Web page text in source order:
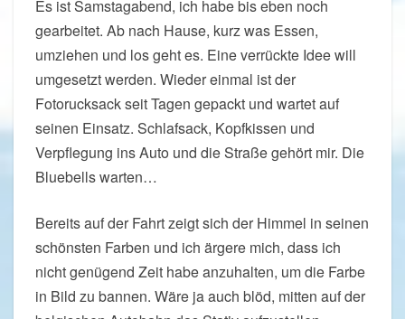
Es ist Samstagabend, ich habe bis eben noch
gearbeitet. Ab nach Hause, kurz was Essen,
umziehen und los geht es. Eine verrückte Idee will
umgesetzt werden. Wieder einmal ist der
Fotorucksack seit Tagen gepackt und wartet auf
seinen Einsatz. Schlafsack, Kopfkissen und
Verpflegung ins Auto und die Straße gehört mir. Die
Bluebells warten…
Bereits auf der Fahrt zeigt sich der Himmel in seinen
schönsten Farben und ich ärgere mich, dass ich
nicht genügend Zeit habe anzuhalten, um die Farbe
in Bild zu bannen. Wäre ja auch blöd, mitten auf der